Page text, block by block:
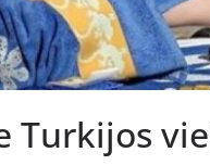
Turkijos